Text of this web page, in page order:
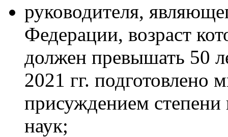
руководителя,
Федерации, возраст
должен превышать 50
2021 гг. подготовлено
присуждением степени
наук;